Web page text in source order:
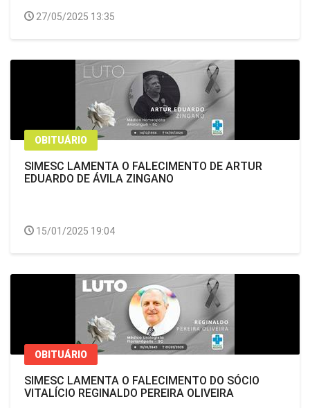
27/05/2025 13:35
OBITUÁRIO
SIMESC LAMENTA O FALECIMENTO DE ARTUR
EDUARDO DE ÁVILA ZINGANO
15/01/2025 19:04
OBITUÁRIO
SIMESC LAMENTA O FALECIMENTO DO SÓCIO
VITALÍCIO REGINALDO PEREIRA OLIVEIRA